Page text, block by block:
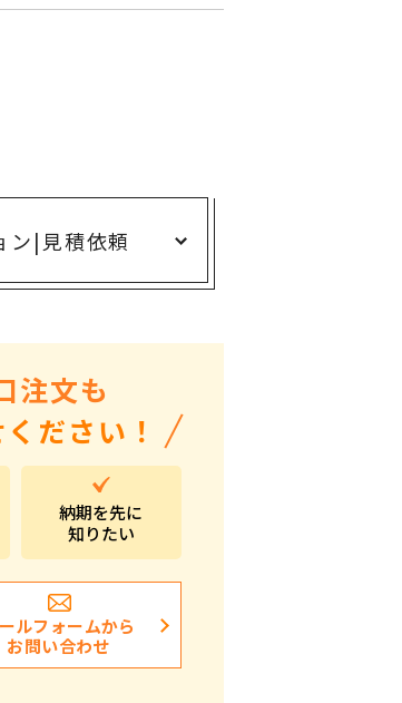
ノベルティ・記念品特集
ド･外国人観光客向け特集
業配布
記念品
共団体向け
・開業・開院
ショップイベント向け粗品・ノベ
ン| 見積依頼
注文も
ださい！
納期を先に
知りたい
ルフォームから
お問い合わせ